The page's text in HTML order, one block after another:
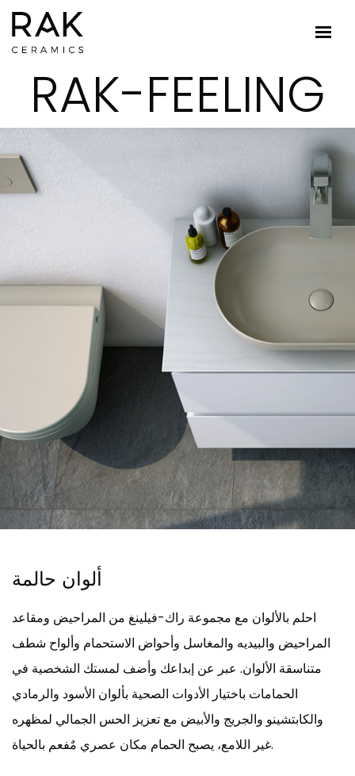
RAK-FEELING
ألوان حالمة
احلم بالألوان مع مجموعة راك-فيلينغ من المراحيض ومقاعد
المراحيض والبيديه والمغاسل وأحواض الاستحمام وألواح شطف
متناسقة الألوان. عبر عن إبداعك وأضف لمستك الشخصية في
الحمامات باختيار الأدوات الصحية بألوان الأسود والرمادي
والكابتشينو والجريج والأبيض مع تعزيز الحس الجمالي لمظهره
غير اللامع، يصبح الحمام مكان عصري مٌفعم بالحياة.